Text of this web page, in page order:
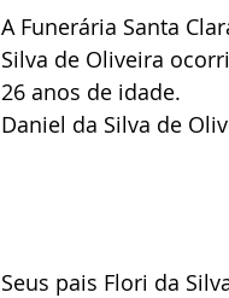
A Funerária Santa
Silva de Oliveira
26 anos de idade.
Daniel da Silva de
Seus pais Flori da